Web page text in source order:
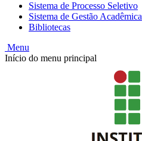
Sistema de Processo Seletivo
Sistema de Gestão Acadêmica
Bibliotecas
Menu
Início do menu principal